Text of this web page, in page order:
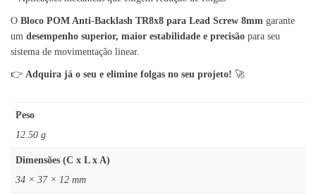
O Bloco POM Anti-Backlash TR8x8 para Lead Screw 8mm garante
um desempenho superior, maior estabilidade e precisão para seu
sistema de movimentação linear.
👉 Adquira já o seu e elimine folgas no seu projeto! 🚀
Peso
12.50 g
Dimensões (C x L x A)
34 × 37 × 12 mm